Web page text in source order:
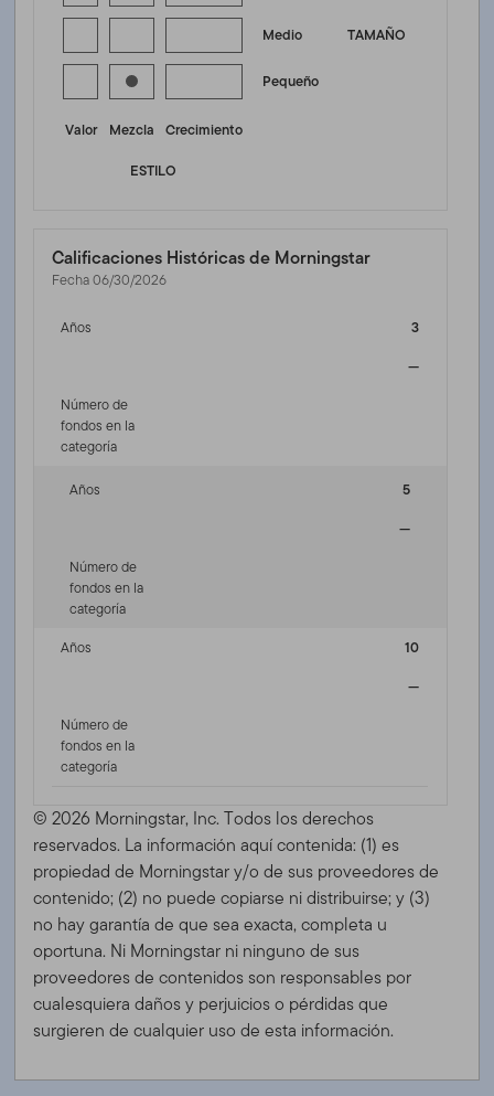
TAMAÑO
Medio
Pequeño
Valor Mezcla
Crecimiento
ESTILO
Calificaciones Históricas de Morningstar
Fecha 06/30/2026
Años
3
—
Número de
fondos en la
categoría
Años
5
—
Número de
fondos en la
categoría
Años
10
—
Número de
fondos en la
categoría
© 2026 Morningstar, Inc. Todos los derechos
reservados. La información aquí contenida: (1) es
propiedad de Morningstar y/o de sus proveedores de
contenido; (2) no puede copiarse ni distribuirse; y (3)
no hay garantía de que sea exacta, completa u
oportuna. Ni Morningstar ni ninguno de sus
proveedores de contenidos son responsables por
cualesquiera daños y perjuicios o pérdidas que
surgieren de cualquier uso de esta información.
ACC H - IE00BRJ9D961